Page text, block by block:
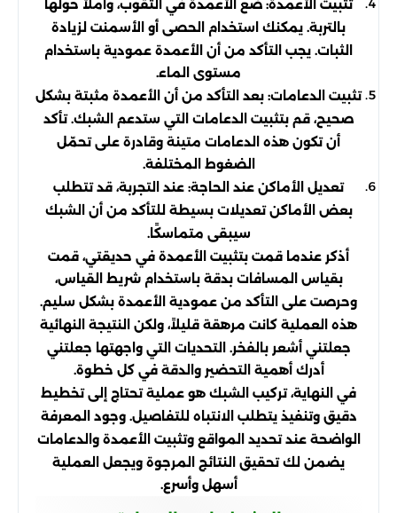
تثبيت الأعمدة: ضع الأعمدة في الثقوب، وأملأ حولها
بالتربة. يمكنك استخدام الحصى أو الأسمنت لزيادة
الثبات. يجب التأكد من أن الأعمدة عمودية باستخدام
مستوى الماء.
تثبيت الدعامات: بعد التأكد من أن الأعمدة مثبتة بشكل
صحيح، قم بتثبيت الدعامات التي ستدعم الشبك. تأكد
أن تكون هذه الدعامات متينة وقادرة على تحمّل
الضغوط المختلفة.
تعديل الأماكن عند الحاجة: عند التجربة، قد تتطلب
بعض الأماكن تعديلات بسيطة للتأكد من أن الشبك
سيبقى متماسكًا.
أذكر عندما قمت بتثبيت الأعمدة في حديقتي، قمت
بقياس المسافات بدقة باستخدام شريط القياس،
وحرصت على التأكد من عمودية الأعمدة بشكل سليم.
هذه العملية كانت مرهقة قليلاً، ولكن النتيجة النهائية
جعلتني أشعر بالفخر. التحديات التي واجهتها جعلتني
أدرك أهمية التحضير والدقة في كل خطوة.
في النهاية، تركيب الشبك هو عملية تحتاج إلى تخطيط
دقيق وتنفيذ يتطلب الانتباه للتفاصيل. وجود المعرفة
الواضحة عند تحديد المواقع وتثبيت الأعمدة والدعامات
يضمن لك تحقيق النتائج المرجوة ويجعل العملية
أسهل وأسرع.